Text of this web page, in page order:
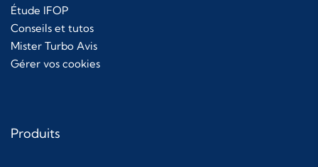
Étude IFOP
Conseils et tutos
Mister Turbo Avis
Gérer vos cookies
Produits